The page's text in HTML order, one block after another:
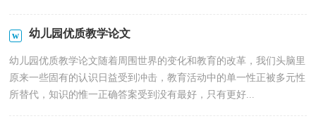
幼儿园优质教学论文
幼儿园优质教学论文随着周围世界的变化和教育的改革，我们头脑里
原来一些固有的认识日益受到冲击，教育活动中的单一性正被多元性
所替代，知识的惟一正确答案受到没有最好，只有更好...